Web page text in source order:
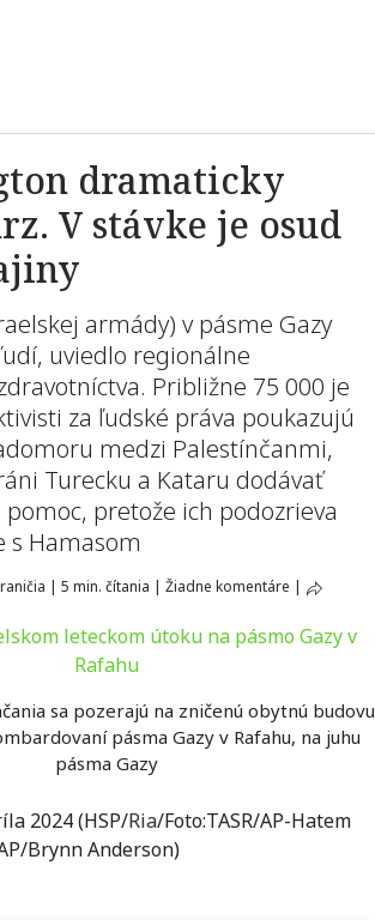
dramaticky
V stávke je osud
armády) v pásme Gazy
uviedlo regionálne
Približne 75 000 je
za ľudské práva poukazujú
medzi Palestínčanmi,
Turecku a Kataru dodávať
pretože ich podozrieva
s Hamasom
| 5 min. čítania | Žiadne komentáre |
sa pozerajú na zničenú obytnú budovu
pásma Gazy v Rafahu, na juhu
pásma Gazy
2024 (HSP/Ria/Foto:TASR/AP-Hatem
Brynn Anderson)